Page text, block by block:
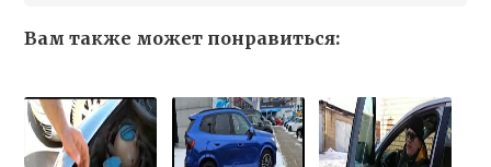
Вам также может понравиться: